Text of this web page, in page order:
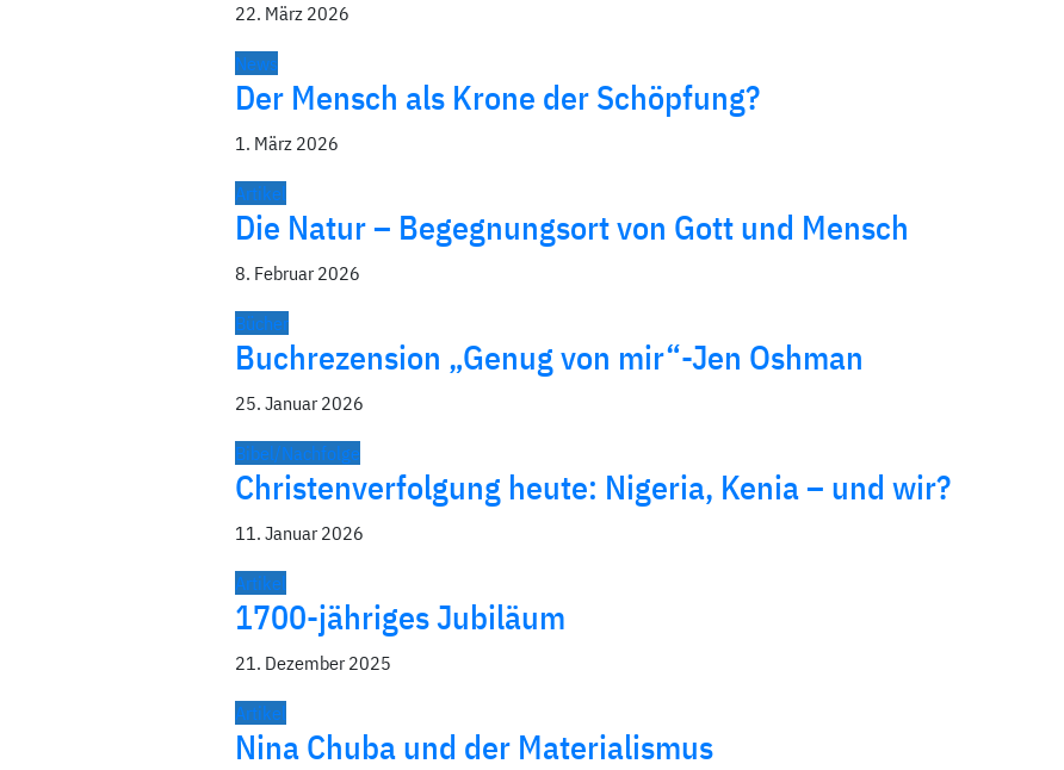
22. März 2026
News
Der Mensch als Krone der Schöpfung?
1. März 2026
Artikel
Die Natur – Begegnungsort von Gott und Mensch
8. Februar 2026
Bücher
Buchrezension „Genug von mir“-Jen Oshman
25. Januar 2026
Bibel/Nachfolge
Christenverfolgung heute: Nigeria, Kenia – und wir?
11. Januar 2026
Artikel
1700-jähriges Jubiläum
21. Dezember 2025
Artikel
Nina Chuba und der Materialismus